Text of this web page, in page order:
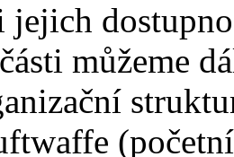
jejich
můžeme